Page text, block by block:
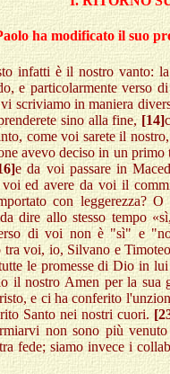
ha modificato il suo
infatti è il nostro vanto:
e particolarmente verso
scriviamo in maniera
sino alla fine, [14]
come voi sarete il
avevo deciso in un primo
e da voi passare in
voi ed avere da voi il
con leggerezza?
dire allo stesso tempo
di voi non è "sì" e
tra voi, io, Silvano e
le promesse di Dio in
il nostro Amen per la sua
e ci ha conferito
Santo nei nostri cuori.
non sono più
fede; siamo invece i